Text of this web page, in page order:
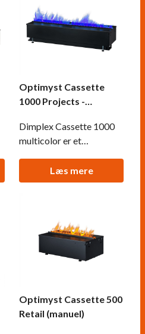
Optimyst Cassette
1000 Projects -
(automatisk)
Dimplex Cassette 1000
multicolor er et
cm i bredden, der skaber
flammeeffekter ved
kræver fast tilslutning af
Læs mere
Optimyst Cassette 500
Retail (manuel)